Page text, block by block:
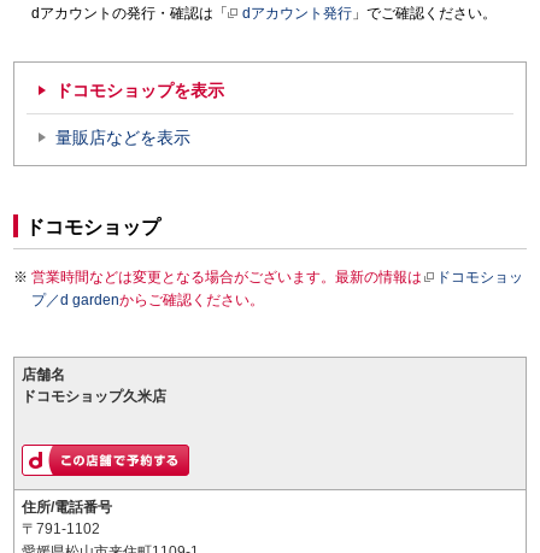
dアカウントの発行・確認は「
dアカウント発行 」でご確認ください。
ドコモショップを表示
量販店などを表示
ドコモショップ
営業時間などは変更となる場合がございます。最新の情報は
ドコモショッ
プ／d gardenからご確認ください。
店舗名
ドコモショップ久米店
住所/電話番号
〒791-1102